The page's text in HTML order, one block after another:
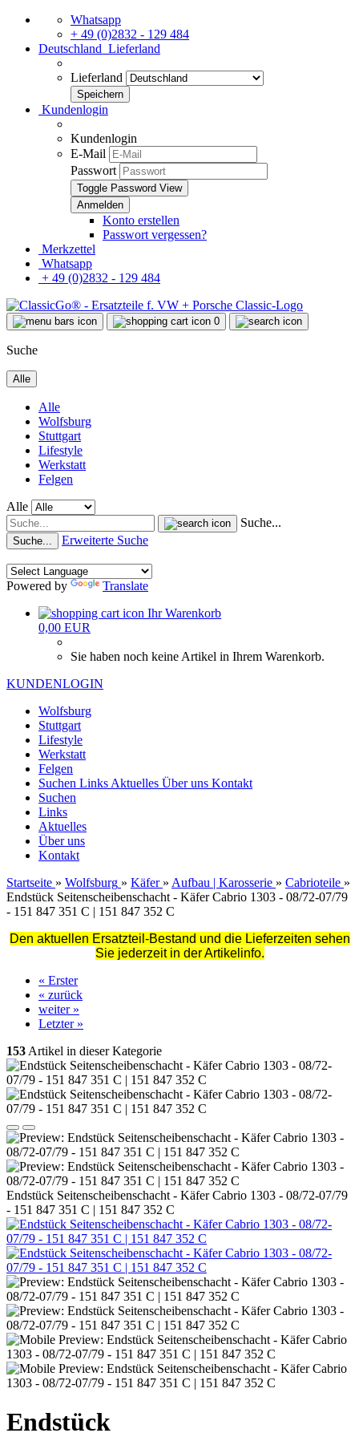
Whatsapp
+ 49 (0)2832 - 129 484
Deutschland Lieferland
Lieferland
Kundenlogin
Kundenlogin
E-Mail
Passwort
Toggle Password View
Konto erstellen
Passwort vergessen?
Merkzettel
Whatsapp
+ 49 (0)2832 - 129 484
0
Suche
Alle
Alle
Wolfsburg
Stuttgart
Lifestyle
Werkstatt
Felgen
Alle
Suche...
Suche... Erweiterte Suche
Powered by
Translate
Ihr Warenkorb
0,00 EUR
Sie haben noch keine Artikel in Ihrem Warenkorb.
KUNDENLOGIN
Wolfsburg
Stuttgart
Lifestyle
Werkstatt
Felgen
Suchen Links Aktuelles Über uns Kontakt
Suchen
Links
Aktuelles
Über uns
Kontakt
Startseite » Wolfsburg » Käfer » Aufbau | Karosserie » Cabrioteile »
Endstück Seitenscheibenschacht - Käfer Cabrio 1303 - 08/72-07/79
- 151 847 351 C | 151 847 352 C
Den aktuellen Ersatzteil-Bestand und die Lieferzeiten sehen
Sie jederzeit in der Artikelinfo.
« Erster
« zurück
weiter »
Letzter »
153 Artikel in dieser Kategorie
Endstück Seitenscheibenschacht - Käfer Cabrio 1303 - 08/72-07/79
- 151 847 351 C | 151 847 352 C
Endstück